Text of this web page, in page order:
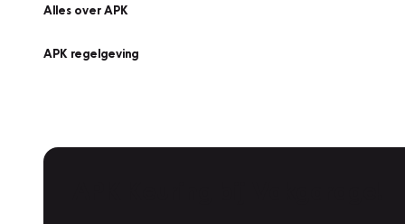
Alles over APK
APK regelgeving